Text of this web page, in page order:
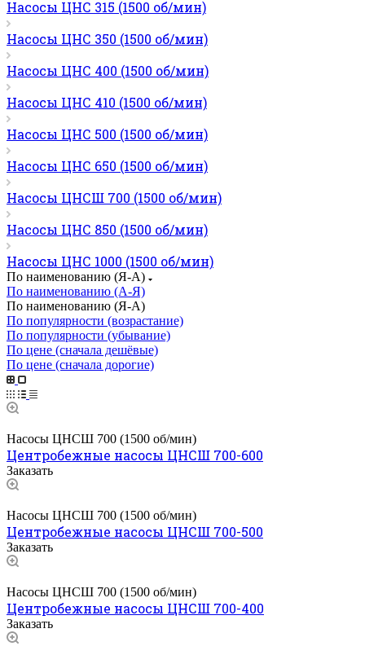
Насосы ЦНС 315 (1500 об/мин)
Насосы ЦНС 350 (1500 об/мин)
Насосы ЦНС 400 (1500 об/мин)
Насосы ЦНС 410 (1500 об/мин)
Насосы ЦНС 500 (1500 об/мин)
Насосы ЦНС 650 (1500 об/мин)
Насосы ЦНСШ 700 (1500 об/мин)
Насосы ЦНС 850 (1500 об/мин)
Насосы ЦНС 1000 (1500 об/мин)
По наименованию (Я-А)
По наименованию (А-Я)
По наименованию (Я-А)
По популярности (возрастание)
По популярности (убывание)
По цене (сначала дешёвые)
По цене (сначала дорогие)
Насосы ЦНСШ 700 (1500 об/мин)
Центробежные насосы ЦНСШ 700-600
Заказать
Насосы ЦНСШ 700 (1500 об/мин)
Центробежные насосы ЦНСШ 700-500
Заказать
Насосы ЦНСШ 700 (1500 об/мин)
Центробежные насосы ЦНСШ 700-400
Заказать